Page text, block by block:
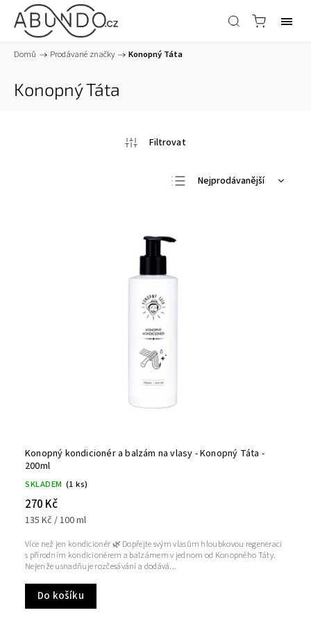
Domů / Prodávané značky / Konopný Táta
Konopný Táta
Nejprodávanější
Konopný kondicionér a balzám na vlasy - Konopný Táta -
200ml
SKLADEM (1 ks)
270 Kč
135 Kč / 100 ml
Do košíku
Více než jen kondicionér 🌿 Dopřejte svým vlasům hloubkovou regeneraci
s přírodním kondicionérem a balzámem v jednom od Konopného Táty.
Nejenže usnadňuje rozčesávání a dodává...